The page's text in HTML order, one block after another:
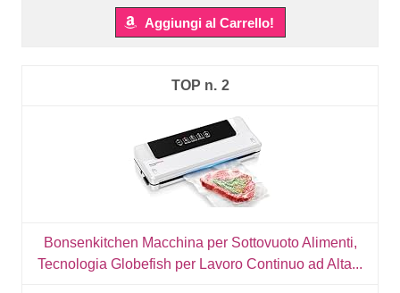
Aggiungi al Carrello!
2
Bonsenkitchen Macchina per Sottovuoto Alimenti,
Tecnologia Globefish per Lavoro Continuo ad Alta...